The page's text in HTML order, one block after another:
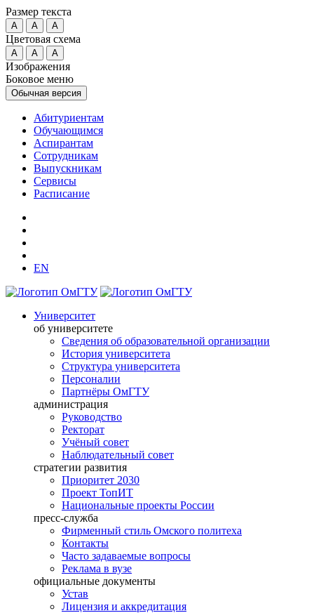
Размер текста
A A A
Цветовая схема
A A A
Изображения
Боковое меню
Обычная версия
Абитуриентам
Обучающимся
Аспирантам
Сотрудникам
Выпускникам
Сервисы
Расписание
EN
Университет
об университете
Сведения об образовательной организации
История университета
Структура университета
Персоналии
Партнёры ОмГТУ
администрация
Руководство
Ректорат
Учёный совет
Наблюдательный совет
стратегии развития
Приоритет 2030
Проект ТопИТ
Национальные проекты России
пресс-служба
Фирменный стиль Омского политеха
Контакты
Часто задаваемые вопросы
Реклама в вузе
официальные документы
Устав
Лицензия и аккредитация